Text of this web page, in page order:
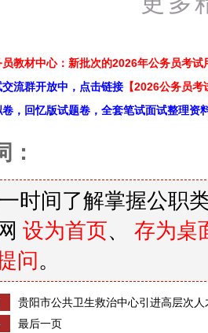
员教材中心：新批次的2026年公务员考试
交流群开放中，点击链接 【2026公务员
卷，回忆版试题卷，全套笔试面试整理资
：
时间了解掌握公职
设为首页、 存为桌
问 。
贵阳市公共卫生救治中心引进高层次人
最后一页